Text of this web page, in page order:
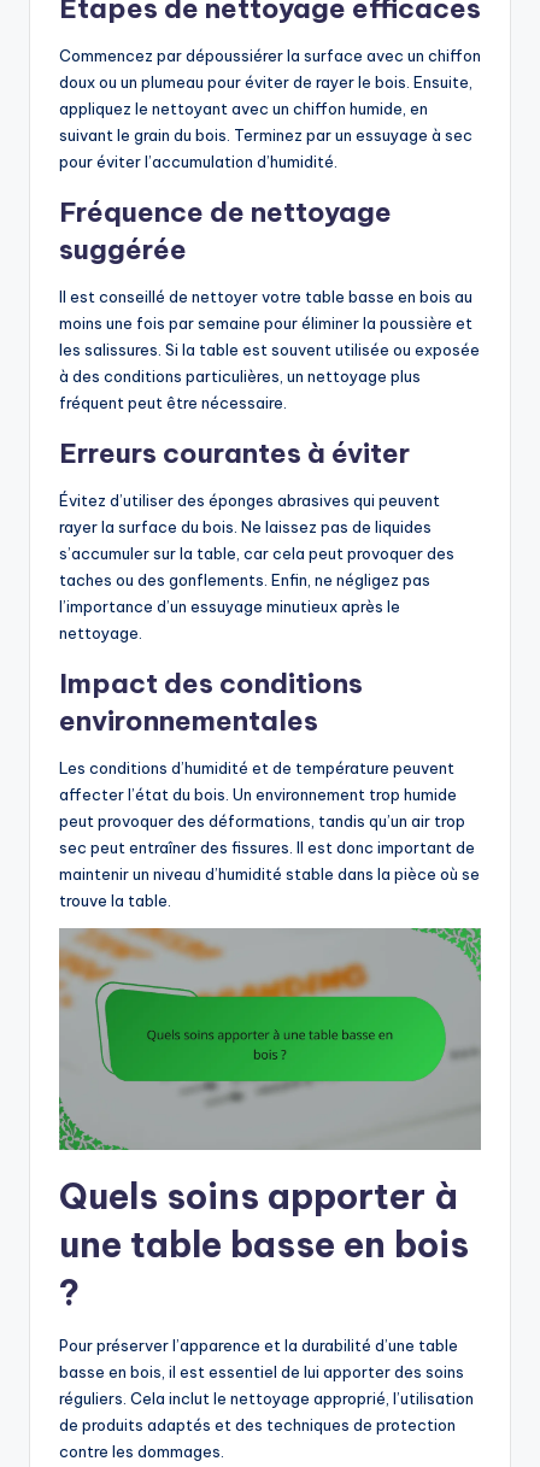
Étapes de nettoyage efficaces
Commencez par dépoussiérer la surface avec un chiffon
doux ou un plumeau pour éviter de rayer le bois. Ensuite,
appliquez le nettoyant avec un chiffon humide, en
suivant le grain du bois. Terminez par un essuyage à sec
pour éviter l’accumulation d’humidité.
Fréquence de nettoyage
suggérée
Il est conseillé de nettoyer votre table basse en bois au
moins une fois par semaine pour éliminer la poussière et
les salissures. Si la table est souvent utilisée ou exposée
à des conditions particulières, un nettoyage plus
fréquent peut être nécessaire.
Erreurs courantes à éviter
Évitez d’utiliser des éponges abrasives qui peuvent
rayer la surface du bois. Ne laissez pas de liquides
s’accumuler sur la table, car cela peut provoquer des
taches ou des gonflements. Enfin, ne négligez pas
l’importance d’un essuyage minutieux après le
nettoyage.
Impact des conditions
environnementales
Les conditions d’humidité et de température peuvent
affecter l’état du bois. Un environnement trop humide
peut provoquer des déformations, tandis qu’un air trop
sec peut entraîner des fissures. Il est donc important de
maintenir un niveau d’humidité stable dans la pièce où se
trouve la table.
Quels soins apporter à
une table basse en bois
?
Pour préserver l’apparence et la durabilité d’une table
basse en bois, il est essentiel de lui apporter des soins
réguliers. Cela inclut le nettoyage approprié, l’utilisation
de produits adaptés et des techniques de protection
contre les dommages.